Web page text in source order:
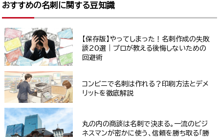
おすすめの名刺に関する豆知識
【保存版】やってしまった！名刺作成の失敗
談20選｜プロが教える後悔しないための
回避術
コンビニで名刺は作れる？印刷方法とデメ
リットを徹底解説
丸の内の商談は名刺で決まる。一流のビジ
ネスマンが密かに使う、信頼を勝ち取る「勝